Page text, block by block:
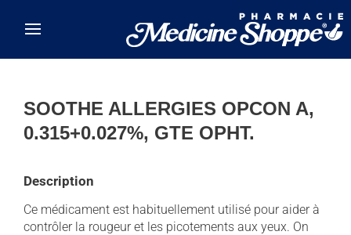
SOOTHE ALLERGIES OPCON A,
0.315+0.027%, GTE OPHT.
Description
Ce médicament est habituellement utilisé pour aider à
contrôler la rougeur et les picotements aux yeux. On